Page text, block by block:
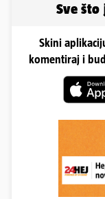
Sve
Skini
komentiraj i